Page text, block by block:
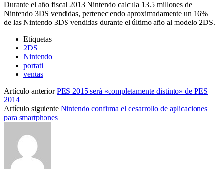
Durante el año fiscal 2013 Nintendo calcula 13.5 millones de
Nintendo 3DS vendidas, perteneciendo aproximadamente un 16%
de las Nintendo 3DS vendidas durante el último año al modelo 2DS.
Etiquetas
2DS
Nintendo
portatil
ventas
Artículo anterior PES 2015 será «completamente distinto» de PES
2014
Artículo siguiente Nintendo confirma el desarrollo de aplicaciones
para smartphones